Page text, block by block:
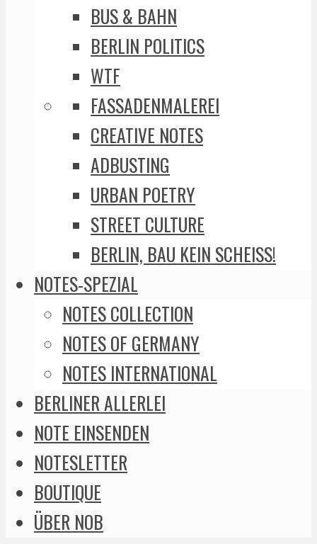
BUS & BAHN
BERLIN POLITICS
WTF
FASSADENMALEREI
CREATIVE NOTES
ADBUSTING
URBAN POETRY
STREET CULTURE
BERLIN, BAU KEIN SCHEISS!
NOTES-SPEZIAL
NOTES COLLECTION
NOTES OF GERMANY
NOTES INTERNATIONAL
BERLINER ALLERLEI
NOTE EINSENDEN
NOTESLETTER
BOUTIQUE
ÜBER NOB